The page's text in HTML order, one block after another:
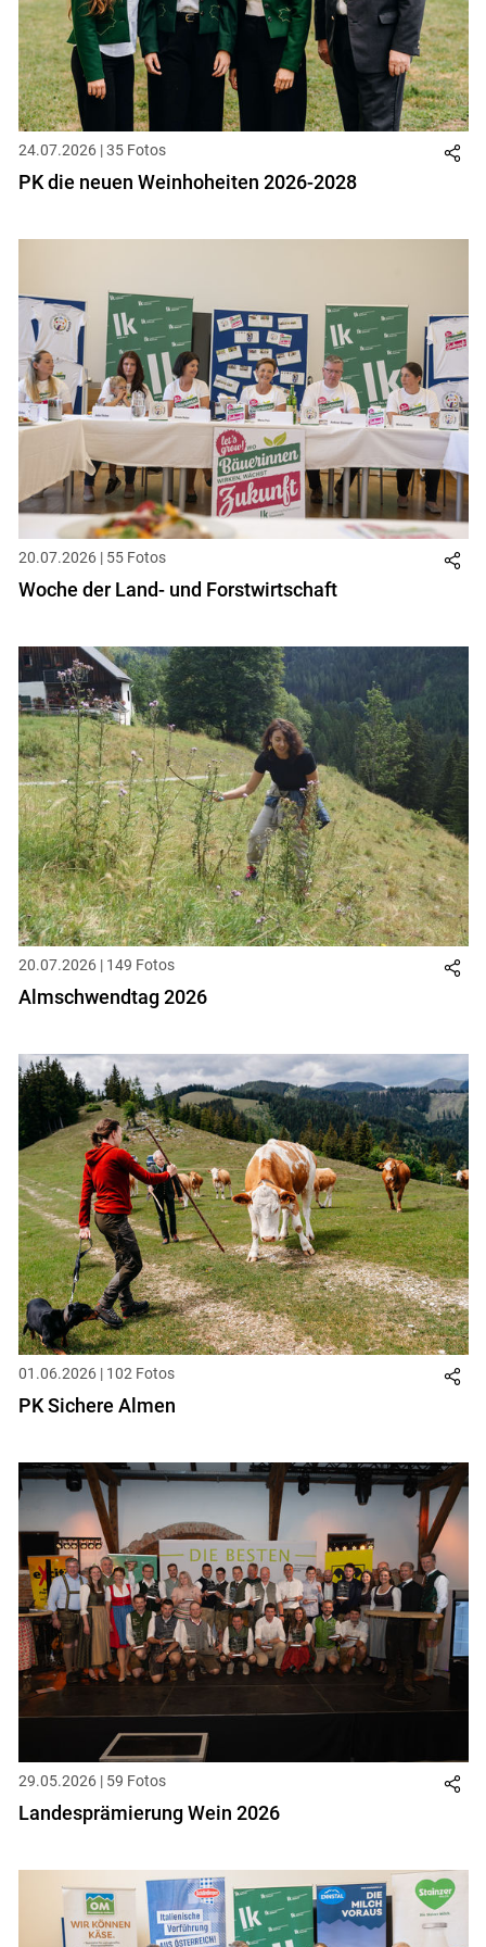
Skip to main content
24.07.2026 | 35 Fotos
PK die neuen Weinhoheiten 2026-2028
20.07.2026 | 55 Fotos
Woche der Land- und Forstwirtschaft
20.07.2026 | 149 Fotos
Almschwendtag 2026
01.06.2026 | 102 Fotos
PK Sichere Almen
29.05.2026 | 59 Fotos
Landesprämierung Wein 2026